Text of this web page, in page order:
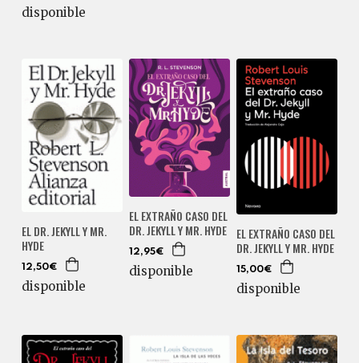
disponible
EL DR. JEKYLL Y MR.
HYDE
12,50€
disponible
EL EXTRAÑO CASO DEL
DR. JEKYLL Y MR. HYDE
12,95€
disponible
EL EXTRAÑO CASO DEL
DR. JEKYLL Y MR. HYDE
15,00€
disponible